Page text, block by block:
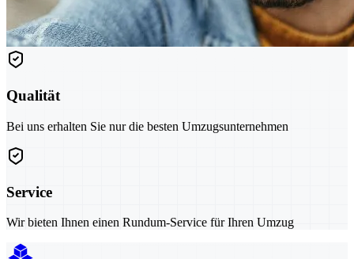
Qualität
Bei uns erhalten Sie nur die besten Umzugsunternehmen
Service
Wir bieten Ihnen einen Rundum-Service für Ihren Umzug